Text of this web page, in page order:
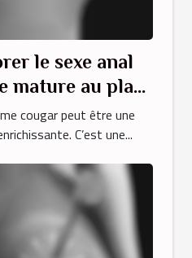
le sexe anal
mature au plan
cougar peut être une
C’est une...